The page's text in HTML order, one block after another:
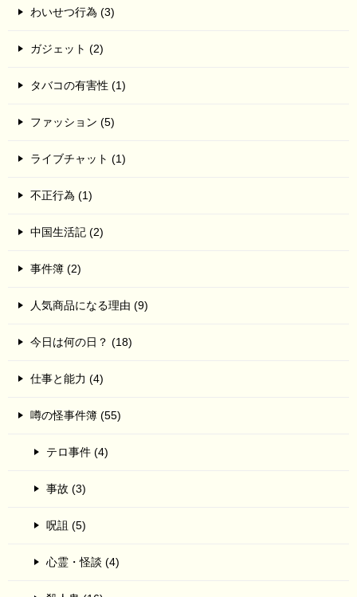
わいせつ行為 (3)
ガジェット (2)
タバコの有害性 (1)
ファッション (5)
ライブチャット (1)
不正行為 (1)
中国生活記 (2)
事件簿 (2)
人気商品になる理由 (9)
今日は何の日？ (18)
仕事と能力 (4)
噂の怪事件簿 (55)
テロ事件 (4)
事故 (3)
呪詛 (5)
心霊・怪談 (4)